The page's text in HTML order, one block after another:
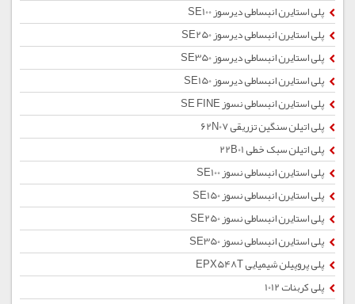
پلی استایرن انبساطی دیرسوز SE100
پلی استایرن انبساطی دیرسوز SE250
پلی استایرن انبساطی دیرسوز SE350
پلی استایرن انبساطی دیرسوز SE150
پلی استایرن انبساطی نسوز SE FINE
پلی اتیلن سنگین تزریقی 62N07
پلی اتیلن سبک خطی 22B01
پلی استایرن انبساطی نسوز SE100
پلی استایرن انبساطی نسوز SE150
پلی استایرن انبساطی نسوز SE250
پلی استایرن انبساطی نسوز SE350
پلی پروپیلن شیمیایی EPX548T
پلی کربنات 1012